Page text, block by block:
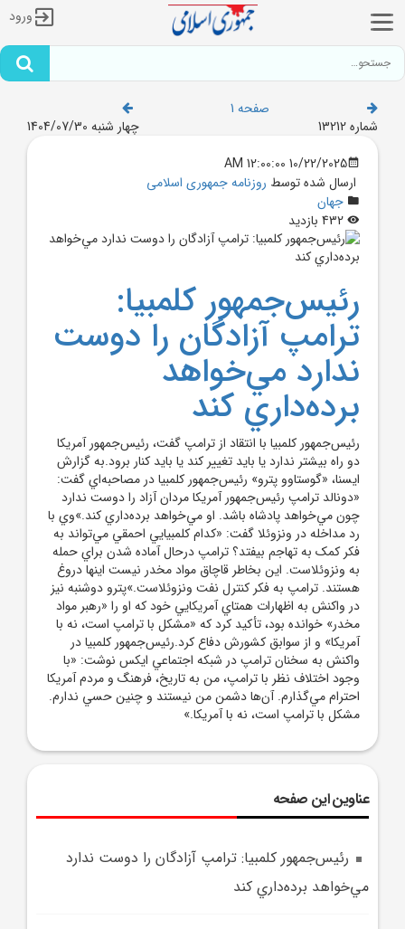
ورود
صفحه 1
شماره 13212
چهار شنبه 1404/07/30
10/22/2025 12:00:00 AM
ارسال شده توسط روزنامه جمهوری اسلامی
جهان
رئيس‌جمهور کلمبيا:
ترامپ آزادگان را دوست
ندارد مي‌خواهد
برده‌داري کند
رئيس‌جمهور کلمبيا با انتقاد از ترامپ گفت، رئيس‌جمهور آمريکا
دو راه بيشتر ندارد يا بايد تغيير کند يا بايد کنار برود.به گزارش
ايسنا، «گوستاوو پترو» رئيس‌جمهور کلمبيا در مصاحبه‌اي گفت:
«دونالد ترامپ رئيس‌جمهور آمريکا مردان آزاد را دوست ندارد
چون مي‌خواهد پادشاه باشد. او مي‌خواهد برده‌داري کند.»وي با
رد مداخله در ونزوئلا گفت: «کدام کلمبيايي احمقي مي‌تواند به
فکر کمک به تهاجم بيفتد؟ ترامپ درحال آماده شدن براي حمله
به ونزوئلاست. اين بخاطر قاچاق مواد مخدر نيست اينها دروغ
هستند. ترامپ به فکر کنترل نفت ونزوئلاست.»پترو دوشنبه نيز
در واکنش به اظهارات همتاي آمريکايي خود که او را «رهبر مواد
مخدر» خوانده بود، تأکيد کرد که «مشکل با ترامپ است، نه با
آمريکا» و از سوابق کشورش دفاع کرد.رئيس‌جمهور کلمبيا در
واکنش به سخنان ترامپ در شبکه اجتماعي ايکس نوشت: «با
وجود اختلاف نظر با ترامپ، من به تاريخ، فرهنگ و مردم آمريکا
احترام مي‌گذارم. آن‌ها دشمن من نيستند و چنين حسي ندارم.
مشکل با ترامپ است، نه با آمريکا.»
عناوین این صفحه
رئيس‌جمهور کلمبيا: ترامپ آزادگان را دوست ندارد
مي‌خواهد برده‌داري کند